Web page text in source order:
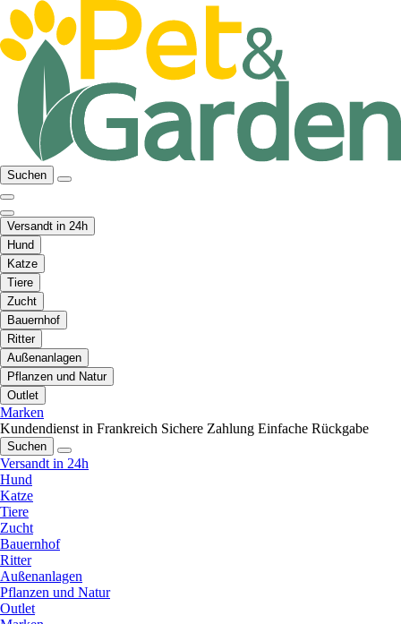
Suchen
Versandt in 24h
Hund
Katze
Tiere
Zucht
Bauernhof
Ritter
Außenanlagen
Pflanzen und Natur
Outlet
Marken
Kundendienst in Frankreich Sichere Zahlung Einfache Rückgabe
Suchen
Versandt in 24h
Hund
Katze
Tiere
Zucht
Bauernhof
Ritter
Außenanlagen
Pflanzen und Natur
Outlet